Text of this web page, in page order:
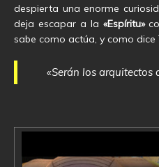
despierta una enorme
deja escapar a la «Espíritu»
sabe como actúa, y como dice
«Serán los arquitectos